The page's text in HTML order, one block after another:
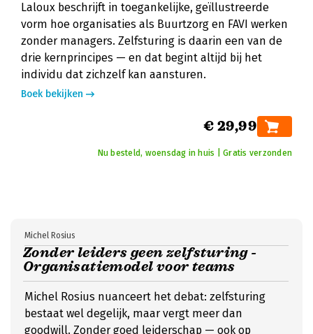
Laloux beschrijft in toegankelijke, geïllustreerde
vorm hoe organisaties als Buurtzorg en FAVI werken
zonder managers. Zelfsturing is daarin een van de
drie kernprincipes — en dat begint altijd bij het
individu dat zichzelf kan aansturen.
Boek bekijken
€ 29,99
Nu besteld, woensdag in huis | Gratis verzonden
Zonder leiders geen zelfsturing -
Organisatiemodel voor teams
Michel Rosius
Michel Rosius nuanceert het debat: zelfsturing
bestaat wel degelijk, maar vergt meer dan
goodwill. Zonder goed leiderschap — ook op